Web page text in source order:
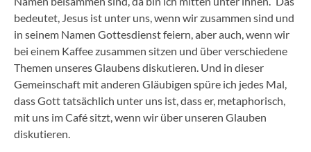
bedeutet, Jesus ist unter uns, wenn wir zusammen sind und
in seinem Namen Gottesdienst feiern, aber auch, wenn wir
bei einem Kaffee zusammen sitzen und über verschiedene
Themen unseres Glaubens diskutieren. Und in dieser
Gemeinschaft mit anderen Gläubigen spüre ich jedes Mal,
dass Gott tatsächlich unter uns ist, dass er, metaphorisch,
mit uns im Café sitzt, wenn wir über unseren Glauben
diskutieren.